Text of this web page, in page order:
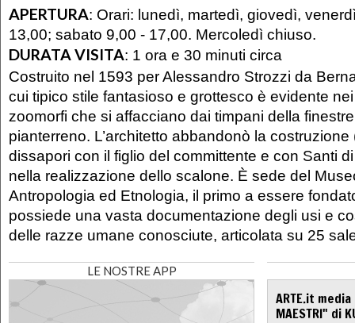
APERTURA: Orari: lunedì, martedì, giovedì,
13,00; sabato 9,00 - 17,00. Mercoledì chiuso.
DURATA VISITA: 1 ora e 30 minuti circa
Costruito nel 1593 per Alessandro Strozzi da
cui tipico stile fantasioso e grottesco è evidente
zoomorfi che si affacciano dai timpani della
pianterreno. L’architetto abbandonò la
dissapori con il figlio del committente e con Santi
nella realizzazione dello scalone. È sede del
Antropologia ed Etnologia, il primo a essere
possiede una vasta documentazione degli usi e
delle razze umane conosciute, articolata su 25
LE NOSTRE APP
ARTE.it
MAESTRI" di